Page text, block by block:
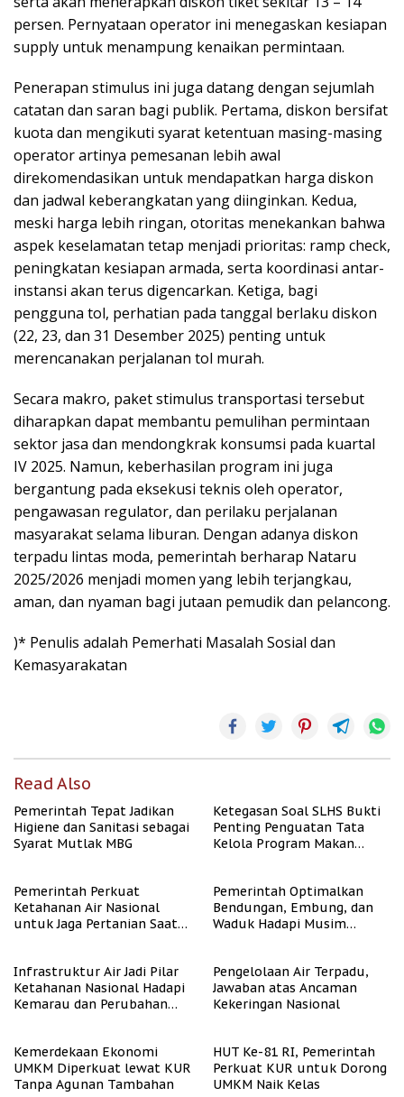
persen. Pernyataan operator ini menegaskan kesiapan
supply untuk menampung kenaikan permintaan.
Penerapan stimulus ini juga datang dengan sejumlah
catatan dan saran bagi publik. Pertama, diskon bersifat
kuota dan mengikuti syarat ketentuan masing-masing
operator artinya pemesanan lebih awal
direkomendasikan untuk mendapatkan harga diskon
dan jadwal keberangkatan yang diinginkan. Kedua,
meski harga lebih ringan, otoritas menekankan bahwa
aspek keselamatan tetap menjadi prioritas: ramp check,
peningkatan kesiapan armada, serta koordinasi antar-
instansi akan terus digencarkan. Ketiga, bagi
pengguna tol, perhatian pada tanggal berlaku diskon
(22, 23, dan 31 Desember 2025) penting untuk
merencanakan perjalanan tol murah.
Secara makro, paket stimulus transportasi tersebut
diharapkan dapat membantu pemulihan permintaan
sektor jasa dan mendongkrak konsumsi pada kuartal
IV 2025. Namun, keberhasilan program ini juga
bergantung pada eksekusi teknis oleh operator,
pengawasan regulator, dan perilaku perjalanan
masyarakat selama liburan. Dengan adanya diskon
terpadu lintas moda, pemerintah berharap Nataru
2025/2026 menjadi momen yang lebih terjangkau,
aman, dan nyaman bagi jutaan pemudik dan pelancong.
)* Penulis adalah Pemerhati Masalah Sosial dan
Kemasyarakatan
Read Also
Pemerintah Tepat Jadikan
Higiene dan Sanitasi sebagai
Syarat Mutlak MBG
Ketegasan Soal SLHS Bukti
Penting Penguatan Tata
Kelola Program Makan
Pemerintah Perkuat
Ketahanan Air Nasional
untuk Jaga Pertanian Saat
Pemerintah Optimalkan
Bendungan, Embung, dan
Waduk Hadapi Musim
Infrastruktur Air Jadi Pilar
Ketahanan Nasional Hadapi
Kemarau dan Perubahan
Pengelolaan Air Terpadu,
Jawaban atas Ancaman
Kekeringan Nasional
Kemerdekaan Ekonomi
UMKM Diperkuat lewat KUR
Tanpa Agunan Tambahan
HUT Ke-81 RI, Pemerintah
Perkuat KUR untuk Dorong
UMKM Naik Kelas